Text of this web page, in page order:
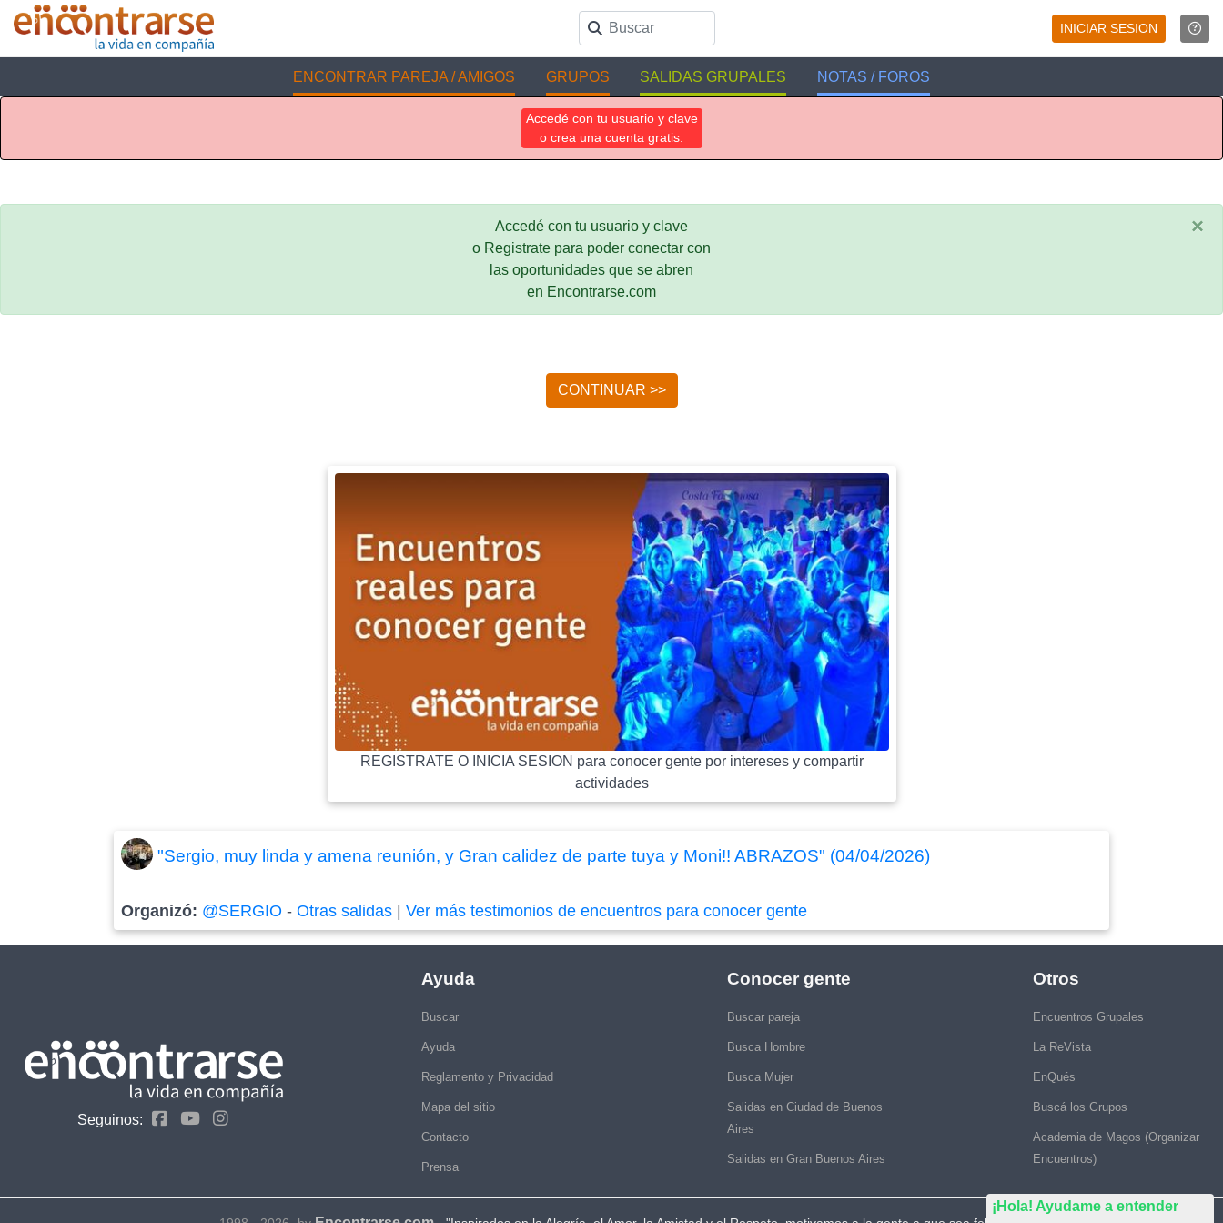
INICIAR SESION
ENCONTRAR PAREJA / AMIGOS GRUPOS SALIDAS GRUPALES NOTAS / FOROS
¡Hola! Ayudame a entender
Accedé con tu usuario y clave
o crea una cuenta gratis.
Accedé con tu usuario y clave
o Registrate para poder conectar con
las oportunidades que se abren
en Encontrarse.com
×
CONTINUAR >>
REGISTRATE O INICIA SESION para conocer gente por intereses y compartir
actividades
"Sergio, muy linda y amena reunión, y Gran calidez de parte tuya y Moni!! ABRAZOS" (04/04/2026)
Organizó: @SERGIO -Otras salidas |Ver más testimonios de encuentros para conocer gente
Seguinos:
Ayuda
Buscar
Ayuda
Reglamento y Privacidad
Mapa del sitio
Contacto
Prensa
Conocer gente
Buscar pareja
Busca Hombre
Busca Mujer
Salidas en Ciudad de Buenos
Aires
Salidas en Gran Buenos Aires
Otros
Encuentros Grupales
La ReVista
EnQués
Buscá los Grupos
Academia de Magos (Organizar
Encuentros)